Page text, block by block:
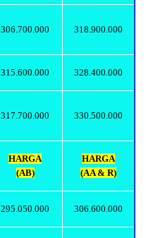
306.700.000 318.900.000
315.600.000 328.400.000
317.700.000 330.500.000
HARGA
(AB)
HARGA
(AA & R)
295.050.000 306.600.000